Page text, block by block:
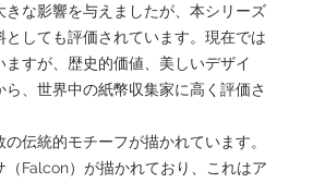
な影響を与えましたが、本シリーズ
しても評価されています。現在では
すが、歴史的価値、美しいデザイ
、世界中の紙幣収集家に高く評価さ
伝統的モチーフが描かれています。
Falcon）が描かれており、これはア